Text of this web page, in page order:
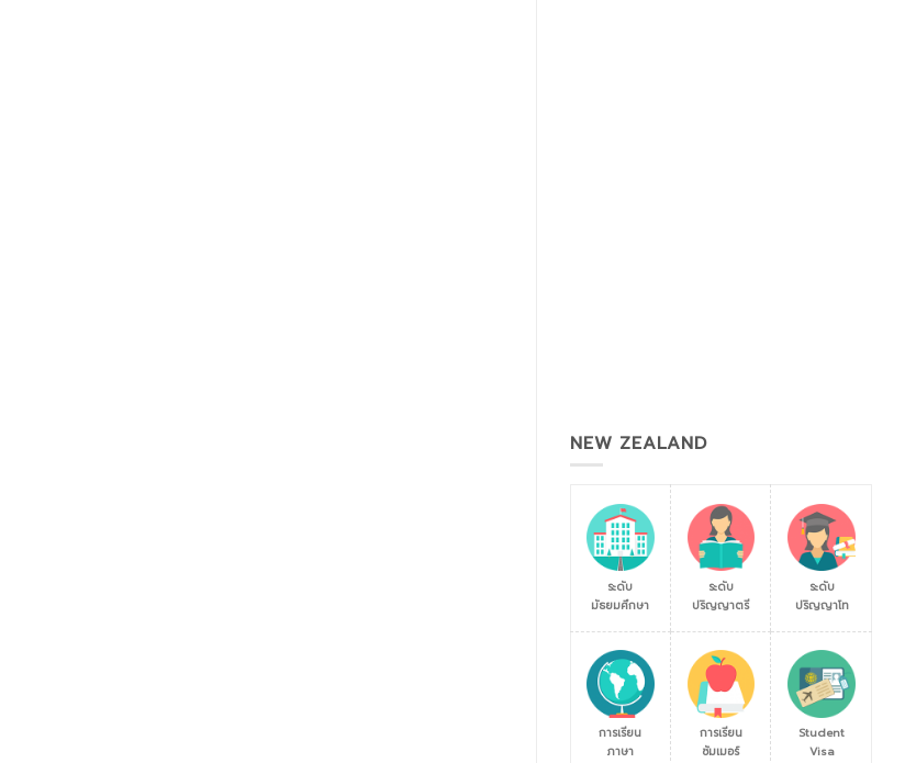
NEW ZEALAND
ระดับ
มัธยมศึกษา
ระดับ
ปริญญาตรี
ระดับ
ปริญญาโท
การเรียน
ภาษา
การเรียน
ซัมเมอร์
Student
Visa